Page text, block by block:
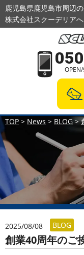
鹿児島県鹿児島市周辺
株式会社スクーデリアへ
TOP > News > BLOG>
2025/08/08 BLOG
創業40周年のご